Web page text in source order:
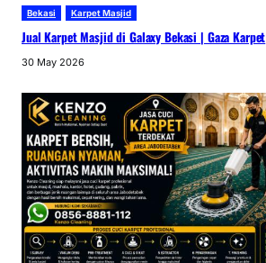
Bekasi Karpet Masjid
Jual Karpet Masjid di Galaxy Bekasi | Gaza Karpet
30 May 2026